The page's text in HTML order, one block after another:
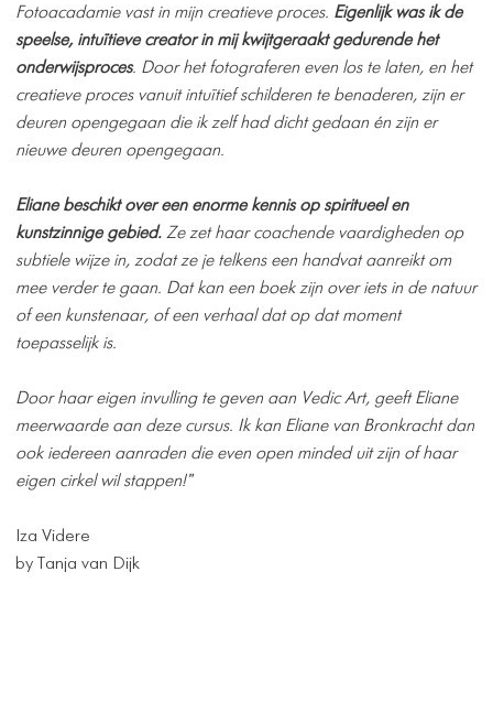
Fotoacadamie vast in mijn creatieve proces. Eigenlijk was ik de
speelse, intuïtieve creator in mij kwijtgeraakt gedurende het
onderwijsproces. Door het fotograferen even los te laten, en het
creatieve proces vanuit intuïtief schilderen te benaderen, zijn er
deuren opengegaan die ik zelf had dicht gedaan én zijn er
nieuwe deuren opengegaan.
Eliane beschikt over een enorme kennis op spiritueel en
kunstzinnige gebied. Ze zet haar coachende vaardigheden op
subtiele wijze in, zodat ze je telkens een handvat aanreikt om
mee verder te gaan. Dat kan een boek zijn over iets in de natuur
of een kunstenaar, of een verhaal dat op dat moment
toepasselijk is.
​Door haar eigen invulling te geven aan Vedic Art, geeft Eliane
meerwaarde aan deze cursus. Ik kan Eliane van Bronkracht dan
ook iedereen aanraden die even open minded uit zijn of haar
eigen cirkel wil stappen!"
Iza Videre
by Tanja van Dijk